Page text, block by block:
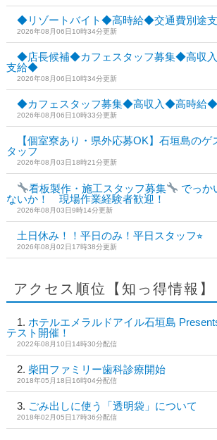
◆リゾートバイト◆高時給◆交通費別途
2026年08月06日10時34分更新
◆店長候補◆カフェスタッフ募集◆高収
支給◆
2026年08月06日10時34分更新
◆カフェスタッフ募集◆高収入◆高時給
2026年08月06日10時33分更新
【個室寮あり・県外応募OK】石垣島のゲ
タッフ
2026年08月03日18時21分更新
看板製作・施工スタッフ募集
でっか
ないか！ 現場作業経験者歓迎！
2026年08月03日9時14分更新
土日休み！！平日のみ！平日スタッフ⭐︎
2026年08月02日17時38分更新
アクセス順位【知っ得情報】
ホテルエメラルドアイル石垣島
テスト開催！
2022年08月10日14時30分配信
柴田ファミリー歯科診療開始
2018年05月18日16時04分配信
ごみ出しに使う「透明袋」について
2018年02月05日17時36分配信